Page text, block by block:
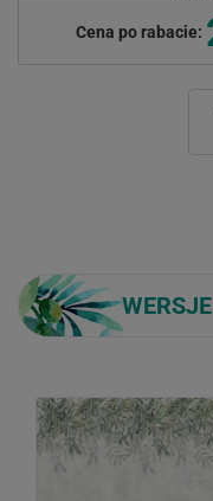
Cena po rabacie: